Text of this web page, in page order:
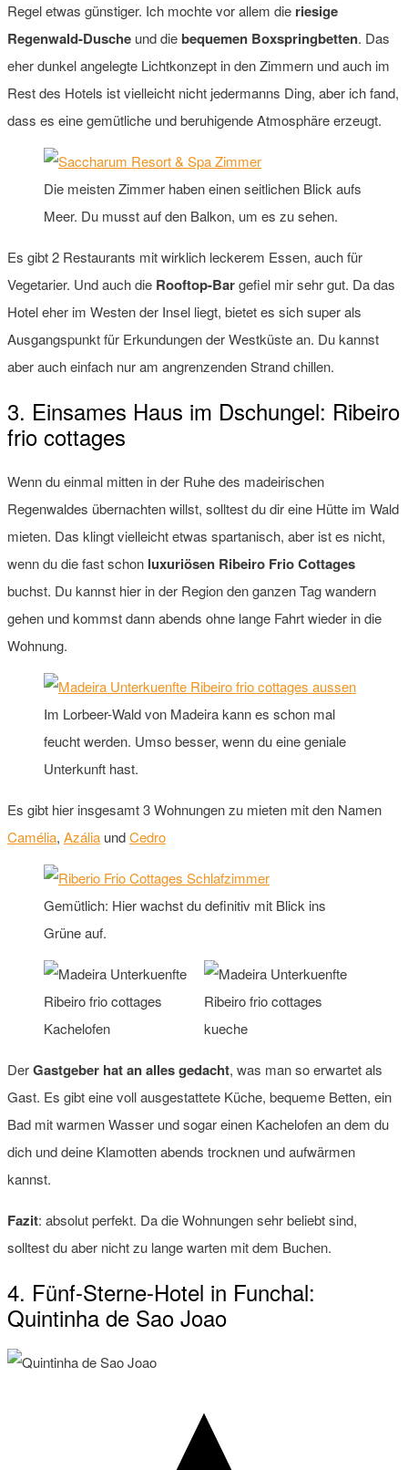
Regel etwas günstiger. Ich mochte vor allem die riesige
Regenwald-Dusche und diebequemen Boxspringbetten. Das
eher dunkel angelegte Lichtkonzept in den Zimmern und auch im
Rest des Hotels ist vielleicht nicht jedermanns Ding, aber ich fand,
dass es eine gemütliche und beruhigende Atmosphäre erzeugt.
Die meisten Zimmer haben einen seitlichen Blick aufs
Meer. Du musst auf den Balkon, um es zu sehen.
Es gibt 2 Restaurants mit wirklich leckerem Essen, auch für
Vegetarier. Und auch die Rooftop-Bargefiel mir sehr gut. Da das
Hotel eher im Westen der Insel liegt, bietet es sich super als
Ausgangspunkt für Erkundungen der Westküste an. Du kannst
aber auch einfach nur am angrenzenden Strand chillen.
3. Einsames Haus im Dschungel: Ribeiro
frio cottages
Wenn du einmal mitten in der Ruhe des madeirischen
Regenwaldes übernachten willst, solltest du dir eine Hütte im Wald
mieten. Das klingt vielleicht etwas spartanisch, aber ist es nicht,
wenn du die fast schon luxuriösen Ribeiro Frio Cottages
buchst. Du kannst hier in der Region den ganzen Tag wandern
gehen und kommst dann abends ohne lange Fahrt wieder in die
Wohnung.
Im Lorbeer-Wald von Madeira kann es schon mal
feucht werden. Umso besser, wenn du eine geniale
Unterkunft hast.
Es gibt hier insgesamt 3 Wohnungen zu mieten mit den Namen
Camélia, Azália undCedro
Gemütlich: Hier wachst du definitiv mit Blick ins
Grüne auf.
DerGastgeber hat an alles gedacht, was man so erwartet als
Gast. Es gibt eine voll ausgestattete Küche, bequeme Betten, ein
Bad mit warmen Wasser und sogar einen Kachelofen an dem du
dich und deine Klamotten abends trocknen und aufwärmen
kannst.
Fazit: absolut perfekt. Da die Wohnungen sehr beliebt sind,
solltest du aber nicht zu lange warten mit dem Buchen.
4. Fünf-Sterne-Hotel in Funchal:
Quintinha de Sao Joao